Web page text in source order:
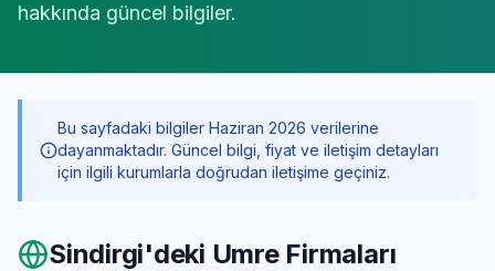
hakkında güncel bilgiler.
Bu sayfadaki bilgiler Haziran 2026 verilerine
dayanmaktadır. Güncel bilgi, fiyat ve iletişim detayları
için ilgili kurumlarla doğrudan iletişime geçiniz.
Sindirgi'deki Umre Firmaları